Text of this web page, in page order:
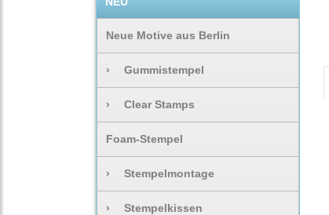
Neue Motive aus Berlin
› Gummistempel
› Clear Stamps
Foam-Stempel
› Stempelmontage
› Stempelkissen